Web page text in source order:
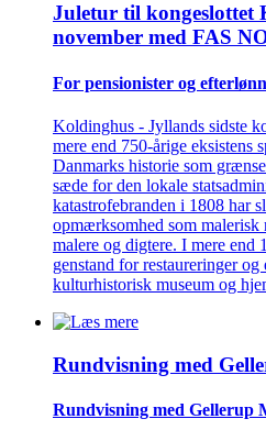
Juletur til kongeslottet
november med FAS
For pensionister og
Koldinghus - Jyllands sidste
mere end 750-årige eksistens
Danmarks historie som
sæde for den lokale
katastrofebranden i 1808 har
opmærksomhed som
malere og digtere. I mere end
genstand for restaureringer
kulturhistorisk museum og
Rundvisning med
Rundvisning med Gellerup